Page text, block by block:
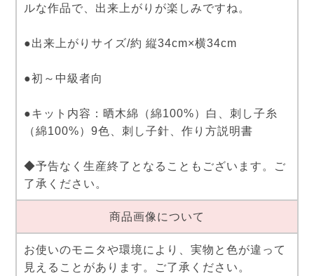
ルな作品で、出来上がりが楽しみですね。
●出来上がりサイズ/約 縦34cm×横34cm
●初～中級者向
●キット内容：晒木綿（綿100%）白、刺し子糸
（綿100%）9色、刺し子針、作り方説明書
◆予告なく生産終了となることもございます。ご
了承ください。
商品画像について
お使いのモニタや環境により、実物と色が違って
見えることがあります。ご了承ください。